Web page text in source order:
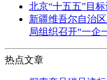
北京“十五五”目
新疆维吾尔自治
局组织召开“一企
热点文章